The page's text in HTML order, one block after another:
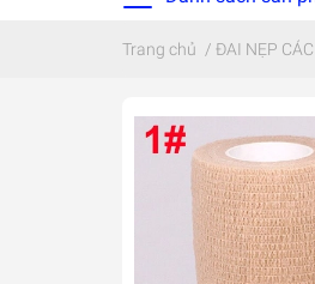
Trang chủ / ĐAI NẸP